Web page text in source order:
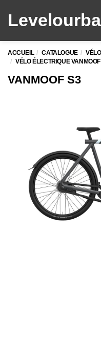
Levelo
ACCUEIL CATALOGUE
VÉLO ÉLECTRIQUE VANMOOF
VANMOOF S3